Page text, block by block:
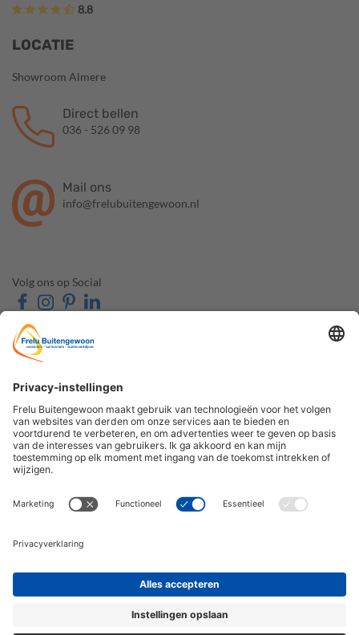
8.8
LOCATIE
Showroom Almere
Direct bellen
036 - 526 09 98
Mail ons
info@frelubuitengewoon.nl
Volg ons op Social
OVER FRELU
BUITENGEWOON
Over ons
Contact & Route
Openingstijden
Veelgestelde vragen
Schuifwanden
Zonwering
De Houtzaak